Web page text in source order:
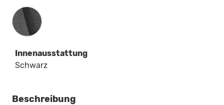
Innenausstattung
Innenausstattung
Schwarz
Beschreibung